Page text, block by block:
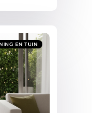
EN TUIN